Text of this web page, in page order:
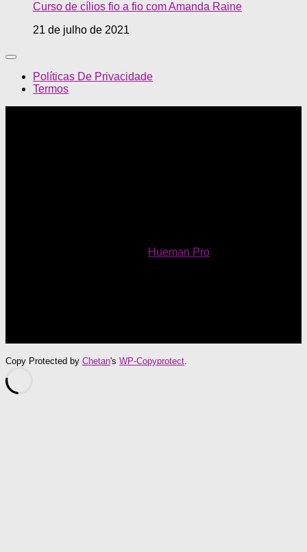
Curso de cílios fio a fio com Amanda Raine
21 de julho de 2021
Políticas De Privacidade
Termos
Hueman Pro
Copy Protected by Chetan's WP-Copyprotect.